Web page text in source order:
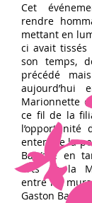
Cet
rendre
mettant en
ci avait tissés
son temps,
précédé
Marionnette
ce fil de la
entendre la
BatYsse en
arts de la
entre les
Gaston Baty.